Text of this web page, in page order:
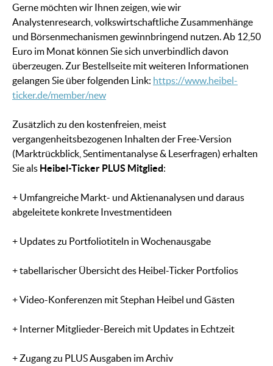
Gerne möchten wir Ihnen zeigen, wie wir
Analystenresearch, volkswirtschaftliche Zusammenhänge
und Börsenmechanismen gewinnbringend nutzen. Ab 12,50
Euro im Monat können Sie sich unverbindlich davon
überzeugen. Zur Bestellseite mit weiteren Informationen
gelangen Sie über folgenden Link: https://www.heibel-
ticker.de/member/new
Zusätzlich zu den kostenfreien, meist
vergangenheitsbezogenen Inhalten der Free-Version
(Marktrückblick, Sentimentanalyse & Leserfragen) erhalten
Sie als Heibel-Ticker PLUS Mitglied:
+ Umfangreiche Markt- und Aktienanalysen und daraus
abgeleitete konkrete Investmentideen
+ Updates zu Portfoliotiteln in Wochenausgabe
+ tabellarischer Übersicht des Heibel-Ticker Portfolios
+ Video-Konferenzen mit Stephan Heibel und Gästen
+ Interner Mitglieder-Bereich mit Updates in Echtzeit
+ Zugang zu PLUS Ausgaben im Archiv